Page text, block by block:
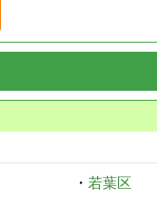
・ 若葉区